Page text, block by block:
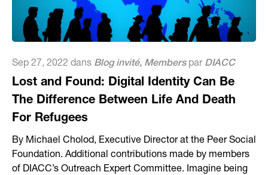
Sep 27, 2022 dans Blog invité, Memberspar DIACC
Lost and Found: Digital Identity Can Be
The Difference Between Life And Death
For Refugees
By Michael Cholod, Executive Director at the Peer Social
Foundation. Additional contributions made by members
of DIACC’s Outreach Expert Committee. Imagine being